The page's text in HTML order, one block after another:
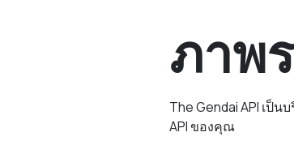
ภาพ
The Gendai API เป็
API ของคุณ